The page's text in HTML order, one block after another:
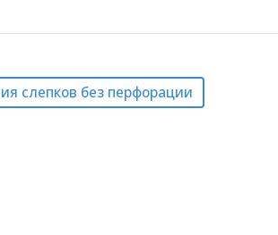
слепков без перфорации